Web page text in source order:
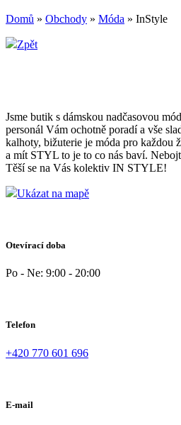
Domů » Obchody » Móda » InStyle
Zpět
Jsme butik s dámskou nadčasovou
personál Vám ochotně poradí a vše
kalhoty, bižuterie je móda pro každou
a mít STYL to je to co nás baví.
Těší se na Vás kolektiv IN STYLE!
Ukázat na mapě
Otevírací doba
Po - Ne: 9:00 - 20:00
Telefon
+420 770 601 696
E-mail